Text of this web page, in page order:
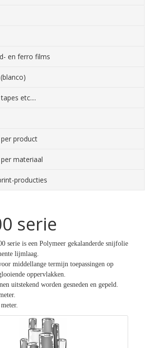
en ferro films
etc....
product
materiaal
producties
serie
serie is een Polymeer gekalanderde snijfolie
lijmlaag.
middellange termijn toepassingen op
oppervlakken.
uitstekend worden gesneden en gepeld.